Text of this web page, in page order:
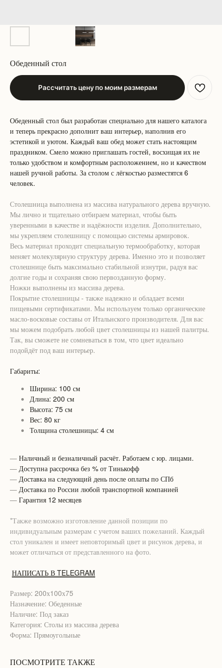
Обеденный стол
Рассчитать цену по моим размерам
Обеденный стол был разработан специально для нашего каталога
и теперь прекрасно дополнит ваш интерьер, наполнив его
эстетикой и уютом. Каждый ваш обед может стать настоящим
праздником. Смело можно приглашать гостей, восхищая их не
только удобством и комфортным расположением, но и качеством
нашей ручной работы. За столом с лёгкостью разместятся 6
человек.
Столешница выполнена из массива натурального дерева вручную.
Мы лично и тщательно отбираем материал, чтобы быть
уверенными в качестве и надёжности изделия. Дополнительно,
мы укрепляем столешницу с помощью системы армировок.
Весь материал проходит специальную термообработку, которая
меняет молекулярную структуру дерева. Именно это и позволяет
столешнице быть максимально стабильной изнутри, радуя вас
долгие годы и сохраняя свою первозданную форму.
Ножки выполнены из массива дерева.
Покрытие столешницы - также надежно и обладает всеми
пищевыми сертификатами. Мы используем только органические
масло-восковые составы от Итальнского производителя. Для вас
мы можем подобрать любой цвет столешницы из нашей палитры.
Так, вы сможете не сомневаться в том, что цвет идеально
подойдёт под ваш интерьер.
Габариты:
Ширина: 100 см
Длина: 200 см
Высота: 75 см
Вес: 80 кг
Толщина столешницы: 4 см
— Наличный и безналичный расчёт. Работаем с юр. лицами.
— Доступна рассрочка без % от Тинькофф
— Доставка на следующий день после оплаты по СПб
— Доставка по России любой транспортной компанией
— Гарантия 12 месяцев
*Также возможно изготовление данной позиции по
индивидуальным размерам с учетом ваших пожеланий. Каждый
стол уникален и имеет неповторимый цвет и рисунок дерева, и
может отличаться от представленного на фото.
НАПИСАТЬ В TELEGRAM
Размер: 200х100х75
Назначение: Обеденные
Наличие: Под заказ
Категория: Столы из массива дерева
Форма: Прямоугольные
ПОСМОТРИТЕ ТАКЖЕ